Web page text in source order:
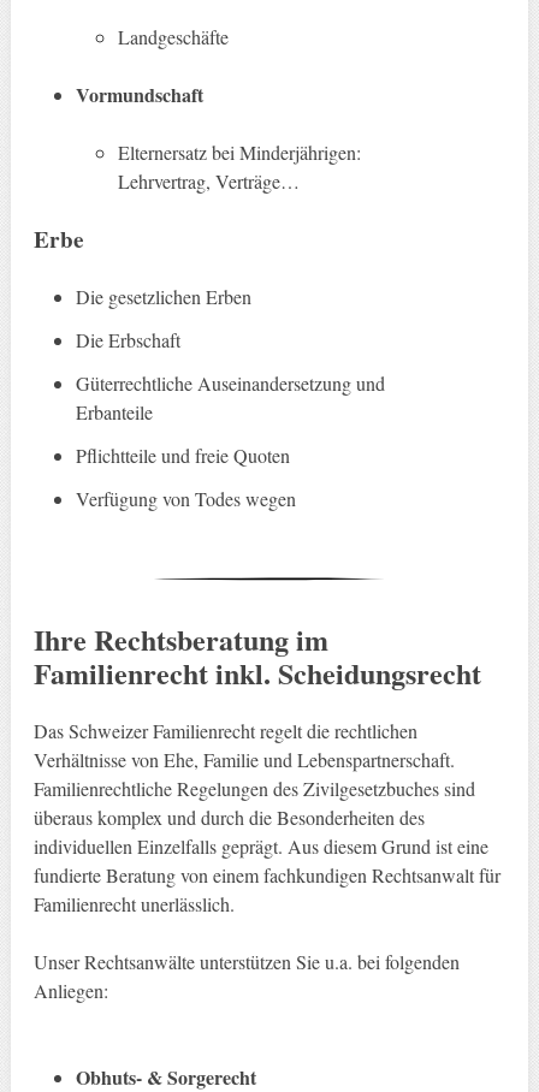
Landgeschäfte
Vormundschaft
Elternersatz bei Minderjährigen:
Lehrvertrag, Verträge…
Erbe
Die gesetzlichen Erben
Die Erbschaft
Güterrechtliche Auseinandersetzung und
Erbanteile
Pflichtteile und freie Quoten
Verfügung von Todes wegen
Ihre Rechtsberatung im
Familienrecht inkl. Scheidungsrecht
Das Schweizer Familienrecht regelt die rechtlichen
Verhältnisse von Ehe, Familie und Lebenspartnerschaft.
Familienrechtliche Regelungen des Zivilgesetzbuches sind
überaus komplex und durch die Besonderheiten des
individuellen Einzelfalls geprägt. Aus diesem Grund ist eine
fundierte Beratung von einem fachkundigen Rechtsanwalt für
Familienrecht unerlässlich.
Unser Rechtsanwälte unterstützen Sie u.a. bei folgenden
Anliegen:
Obhuts- & Sorgerecht